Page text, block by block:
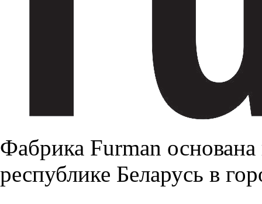
Фабрика Furman
республике Беларусь в